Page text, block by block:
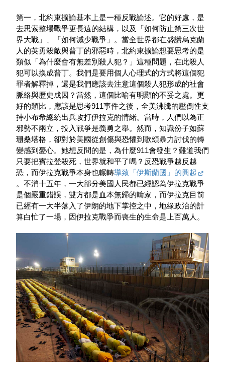
第一，北約東擴論基本上是一種反戰論述。它的好處，是
去思索整場戰爭更長遠的結構，以及「如何防止第三次世
界大戰」、「如何減少戰爭」。當全世界都在盛讚烏克蘭
人的英勇殺敵與普丁的邪惡時，北約東擴論想要思考的是
類似「為什麼會有無差別殺人犯？」這種問題，在此殺人
犯可以換成普丁。我們是要用個人心理式的方式將這個犯
罪者解釋掉，還是我們應該去注意這個殺人犯形成的社會
脈絡與歷史成因？當然，這個比喻有明顯的不妥之處。更
好的類比，應該是思考911事件之後，全美沸騰的壓倒性支
持小布希總統出兵攻打伊拉克的情緒。當時，人們以為正
邪勢不兩立，投入戰爭是義勇之舉。然而，知識份子如蘇
珊桑塔格，卻對於美國從創傷與恐懼到歌頌暴力討伐的轉
變感到憂心。她想反問的是，為什麼911會發生？難道我們
只要把賓拉登殺死，世界就和平了嗎？反恐戰爭越反越
恐，而伊拉克戰爭本身也輾轉導致「伊斯蘭國」的興起
。不消十五年，一大部分美國人民都已經認為伊拉克戰爭
是個嚴重錯誤，雙方都是血本無歸的輸家，而伊拉克目前
已經有一大半落入了伊朗的地下掌控之中，地緣政治的計
算白忙了一場，因伊拉克戰爭而喪生的生命是上百萬人。